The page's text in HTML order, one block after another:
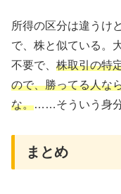
所得の区分は違うけ
で、株と似ている。
不要で、 株取引の特
ので、勝ってる人な
な。……そういう身分
まとめ